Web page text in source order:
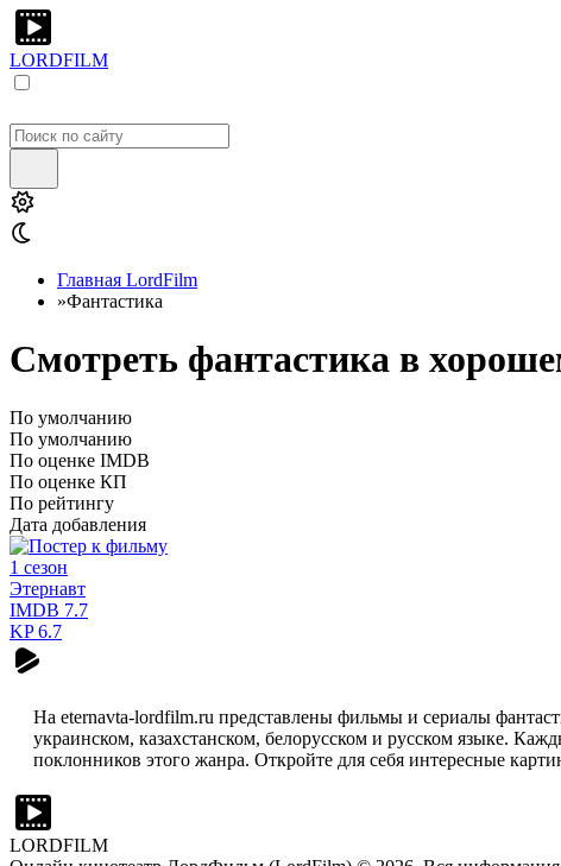
LORDFILM
Главная LordFilm
»Фантастика
Смотреть фантастика в
По умолчанию
По умолчанию
По оценке IMDB
По оценке КП
По рейтингу
Дата добавления
1 сезон
Этернавт
IMDB 7.7
KP6.7
На eternavta-lordfilm.ru представлены фильмы и сериалы
украинском, казахстанском, белорусском и русском языке.
поклонников этого жанра. Откройте для себя интересные
LORDFILM